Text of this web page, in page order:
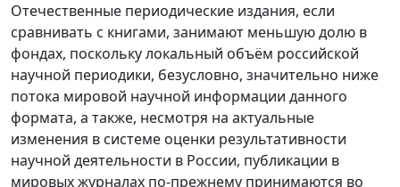
Отечественные периодические издания, если
сравнивать с книгами, занимают меньшую долю в
фондах, поскольку локальный объём российской
научной периодики, безусловно, значительно ниже
потока мировой научной информации данного
формата, а также, несмотря на актуальные
изменения в системе оценки результативности
научной деятельности в России, публикации в
мировых журналах по-прежнему принимаются во